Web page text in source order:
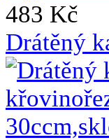
483 Kč
Drátěný